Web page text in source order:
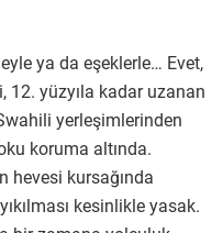
ya da eşeklerle… Evet,
12. yüzyıla kadar uzanan
yerleşimlerinden
koruma altında.
hevesi kursağında
kesinlikle yasak.